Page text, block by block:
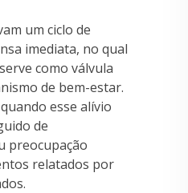
um ciclo de
imediata, no qual
como válvula
de bem-estar.
esse alívio
de
preocupação
relatados por